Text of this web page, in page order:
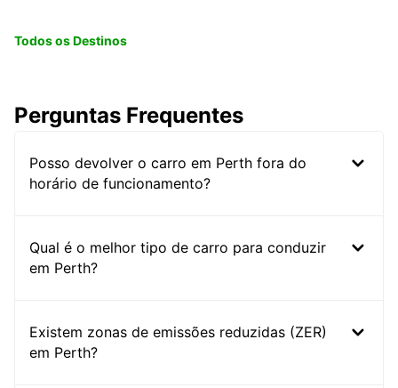
Todos os Destinos
Perguntas Frequentes
Posso devolver o carro em Perth fora do
horário de funcionamento?
Qual é o melhor tipo de carro para conduzir
em Perth?
Existem zonas de emissões reduzidas (ZER)
em Perth?